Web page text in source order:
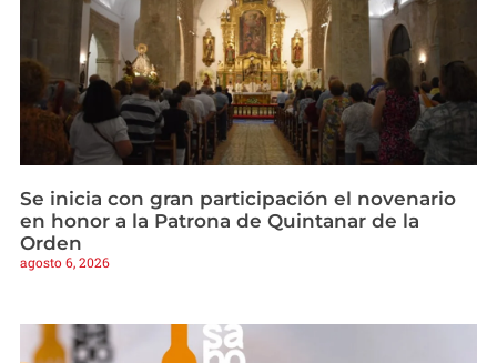
Se inicia con gran participación el novenario
en honor a la Patrona de Quintanar de la
Orden
agosto 6, 2026